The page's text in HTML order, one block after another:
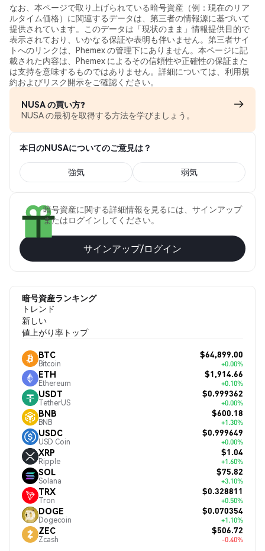
なお、本ページで取り上げられている暗号資産（例：現在のリア
ルタイム価格）に関連するデータは、第三者の情報源に基づいて
提供されています。このデータは「現状のまま」情報提供目的で
表示されており、いかなる保証や表明も伴いません。第三者サイ
トへのリンクは、Phemex の管理下にありません。本ページに記
載された内容は、Phemex によるその信頼性や正確性の保証また
は支持を意味するものではありません。詳細については、利用規
約およびリスク開示をご確認ください。
NUSA の買い方?
NUSA の最初を取得する方法を学びましょう。
本日のNUSAについてのご意見は？
強気 弱気
暗号資産に関する詳細情報を見るには、サインアップ
またはログインしてください。
サインアップ/ログイン
暗号資産ランキング
トレンド
新しい
値上がり率トップ
BTC
Bitcoin
$64,899.00
+0.00%
ETH
Ethereum
$1,914.66
+0.10%
USDT
TetherUS
$0.999362
+0.00%
BNB
BNB
$600.18
+1.30%
USDC
USD Coin
$0.999649
+0.00%
XRP
Ripple
$1.04
+1.60%
SOL
Solana
$75.82
+3.10%
TRX
Tron
$0.328811
+0.50%
DOGE
Dogecoin
$0.070354
+1.10%
ZEC
Zcash
$506.72
-0.40%